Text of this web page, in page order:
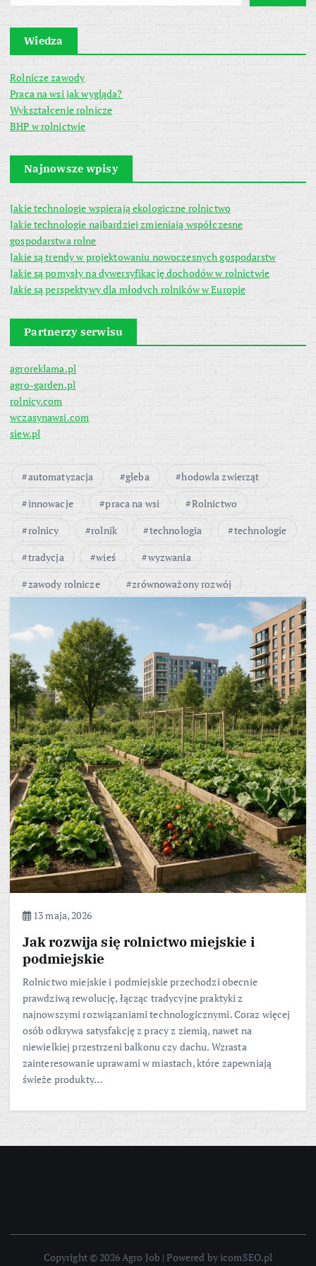
Wiedza
Rolnicze zawody
Praca na wsi jak wygląda?
Wykształcenie rolnicze
BHP w rolnictwie
Najnowsze wpisy
Jakie technologie wspierają ekologiczne rolnictwo
Jakie technologie najbardziej zmieniają współczesne
gospodarstwa rolne
Jakie są trendy w projektowaniu nowoczesnych gospodarstw
Jakie są pomysły na dywersyfikację dochodów w rolnictwie
Jakie są perspektywy dla młodych rolników w Europie
Partnerzy serwisu
agroreklama.pl
agro-garden.pl
rolnicy.com
wczasynawsi.com
siew.pl
automatyzacja gleba
hodowla zwierząt
innowacje
praca na wsi
Rolnictwo
rolnicy
rolnik technologia
technologie
tradycja
wieś
wyzwania
zawody rolnicze
zrównoważony rozwój
13 maja, 2026
Jak rozwija się rolnictwo miejskie i
podmiejskie
Rolnictwo miejskie i podmiejskie przechodzi obecnie
prawdziwą rewolucję, łącząc tradycyjne praktyki z
najnowszymi rozwiązaniami technologicznymi. Coraz więcej
osób odkrywa satysfakcję z pracy z ziemią, nawet na
niewielkiej przestrzeni balkonu czy dachu. Wzrasta
zainteresowanie uprawami w miastach, które zapewniają
świeże produkty…
Copyright © 2026 Agro Job | Powered by icomSEO.pl